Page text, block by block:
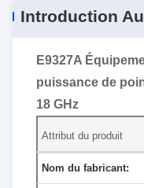
Introduction
E9327A
puissance de
18 GHz
Attribut du produit
Nom du fabricant: